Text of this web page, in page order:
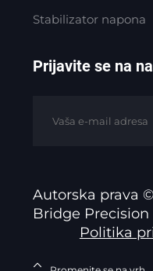
Stabilizator napona
Prijavite se na
Autorska prava
Bridge
Politika